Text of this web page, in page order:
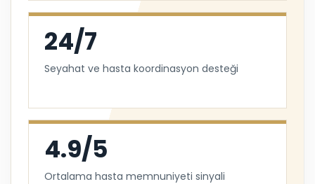
24/7
Seyahat ve hasta koordinasyon desteği
4.9/5
Ortalama hasta memnuniyeti sinyali